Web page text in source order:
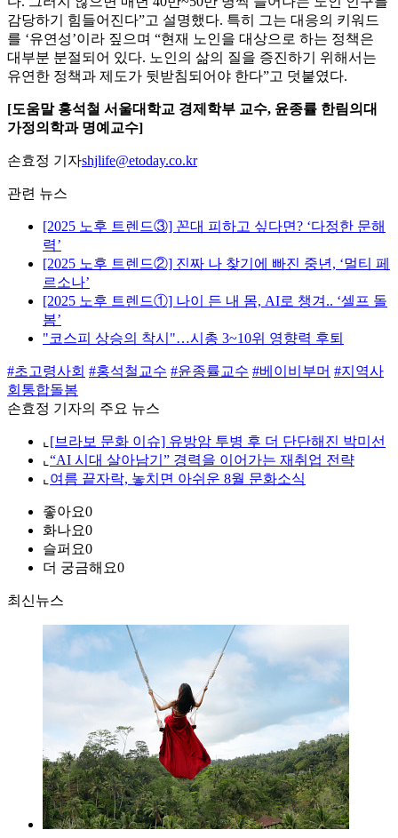
감당하기 힘들어진다”고 설명했다. 특히 그는 대응의 키워드
를 ‘유연성’이라 짚으며 “현재 노인을 대상으로 하는 정책은
대부분 분절되어 있다. 노인의 삶의 질을 증진하기 위해서는
유연한 정책과 제도가 뒷받침되어야 한다”고 덧붙였다.
[도움말 홍석철 서울대학교 경제학부 교수, 윤종률 한림의대
가정의학과 명예교수]
손효정 기자shjlife@etoday.co.kr
관련 뉴스
[2025 노후 트렌드③] 꼰대 피하고 싶다면? ‘다정한 문해
력’
[2025 노후 트렌드②] 진짜 나 찾기에 빠진 중년, ‘멀티 페
르소나’
[2025 노후 트렌드①] 나이 든 내 몸, AI로 챙겨.. ‘셀프 돌
봄’
"코스피 상승의 착시"…시총 3~10위 영향력 후퇴
#초고령사회 #홍석철교수 #윤종률교수 #베이비부머 #지역사
회통합돌봄
손효정 기자의 주요 뉴스
⌞ [브라보 문화 이슈] 유방암 투병 후 더 단단해진 박미선
⌞ “AI 시대 살아남기” 경력을 이어가는 재취업 전략
⌞ 여름 끝자락, 놓치면 아쉬운 8월 문화소식
좋아요0
화나요0
슬퍼요0
더 궁금해요0
최신뉴스